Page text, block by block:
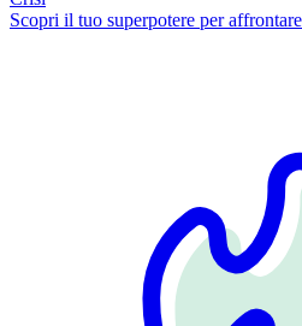
Scopri il tuo superpotere per